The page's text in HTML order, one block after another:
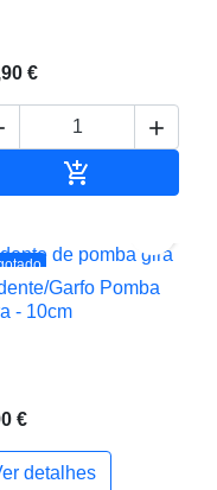
€


Garfo Pomba
- 10cm
€
detalhes